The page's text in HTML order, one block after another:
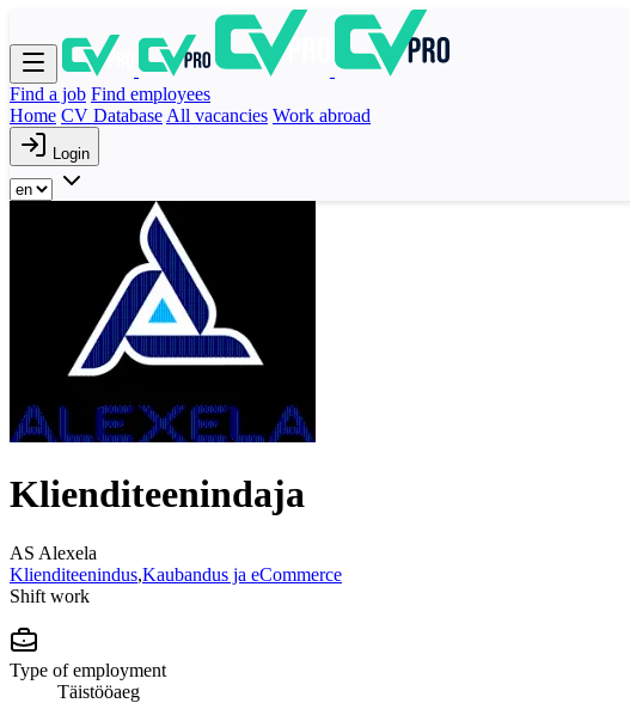
Find a job Find employees
Home CV Database All vacancies Work abroad
Login
Klienditeenindaja
AS Alexela
Klienditeenindus,Kaubandus ja eCommerce
Shift work
Type of employment
Täistööaeg